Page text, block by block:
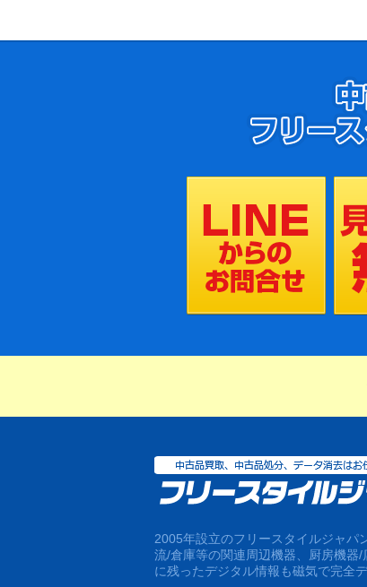
2005年設立のフリースタイルジャパ
流/倉庫等の関連周辺機器、厨房機器
に残ったデジタル情報も磁気で完全